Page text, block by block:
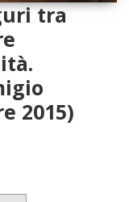
tra
2015)